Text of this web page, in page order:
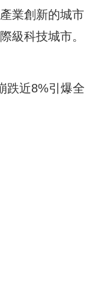
業創新的城市
級科技城市。
跌近8%引爆全